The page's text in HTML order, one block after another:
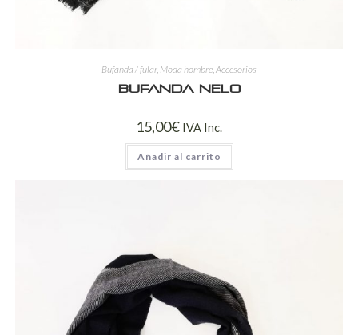
Bufanda / fular, Moda hombre Accesorios
Bufanda Nelo
15,00€ IVA Inc.
Añadir al carrito